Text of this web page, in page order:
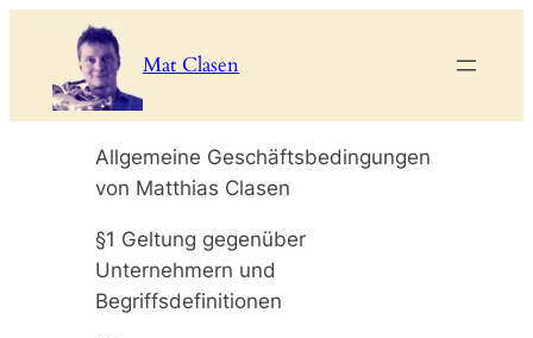
springen
Mat Clasen
Allgemeine Geschäftsbedingungen
von Matthias Clasen
§1 Geltung gegenüber
Unternehmern und
Begriffsdefinitionen